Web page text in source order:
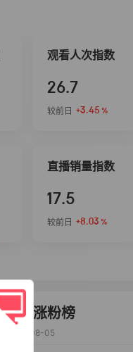
观看人次指数
26.7
较前日 +3.45 %
直播销量指数
17.5
较前日 +8.03 %
达人涨粉榜
2026-08-05